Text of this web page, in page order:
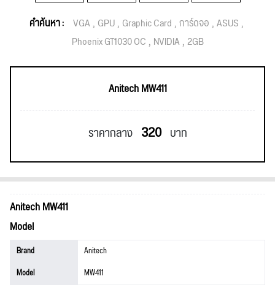
คำค้นหา : VGA GPU Graphic Card การ์ดจอ ASUS
Phoenix GT1030 OC NVIDIA 2GB
Anitech MW411
ราคากลาง 320 บาท
Anitech MW411
Model
Brand
Anitech
Model
MW411